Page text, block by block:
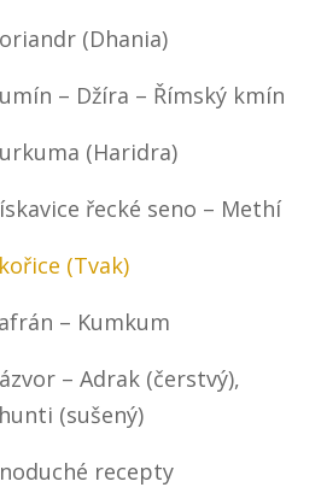
(Dhania)
– Džíra – Římský kmín
(Haridra)
řecké seno – Methí
(Tvak)
– Kumkum
– Adrak (čerstvý),
(sušený)
recepty